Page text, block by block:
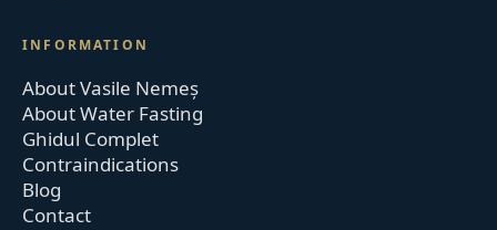
INFORMATION
About Vasile Nemeș
About Water Fasting
Ghidul Complet
Contraindications
Blog
Contact